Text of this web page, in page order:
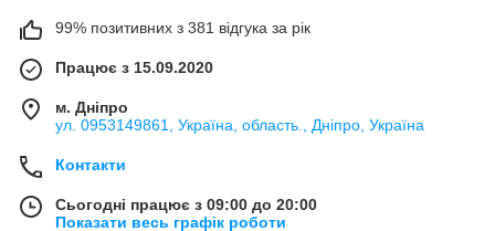
99% позитивних з 381 відгука за рік
Працює з 15.09.2020
м. Дніпро
ул. 0953149861, Україна, область., Дніпро, Україна
Контакти
Сьогодні працює з 09:00 до 20:00
Показати весь графік роботи